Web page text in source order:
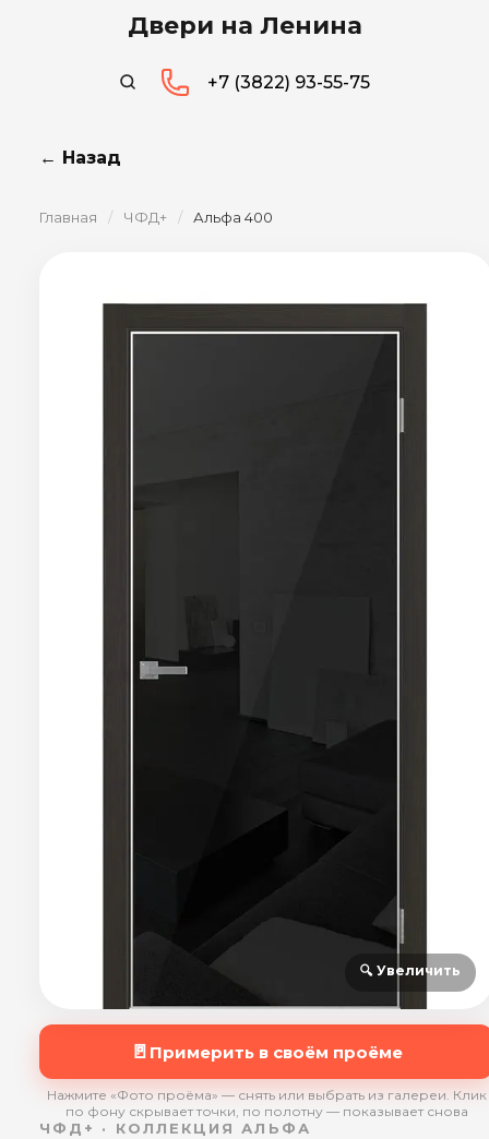
Двери на Ленина
+7 (3822) 93-55-75
← Назад
Главная / ЧФД+ / Альфа 400
🔍 Увеличить
🚪 Примерить в своём проёме
Нажмите «Фото проёма» — снять или выбрать из галереи. Клик
по фону скрывает точки, по полотну — показывает снова
ЧФД+ · КОЛЛЕКЦИЯ АЛЬФА